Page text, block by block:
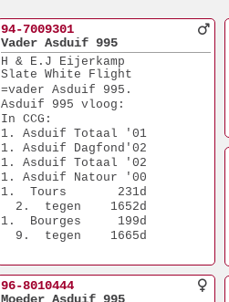
94-7009301
Vader Asduif 995
H & E.J Eijerkamp
Slate White Flight
=vader Asduif 995.
Asduif 995 vloog:
In CCG:
1. Asduif Totaal '01
1. Asduif Dagfond'02
1. Asduif Totaal '02
1. Asduif Natour '00
1.  Tours       231d
  2.  tegen    1652d
1.  Bourges     199d
  9.  tegen    1665d
96-8010444